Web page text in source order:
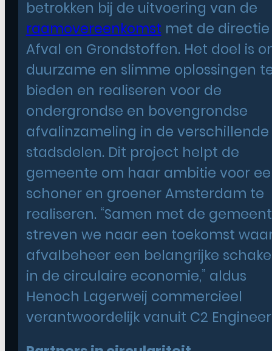
betrokken bij de uitvoering van de
raamovereenkomst met de directie
Afval en Grondstoffen. Het doel is
duurzame en slimme oplossingen
bieden en realiseren voor de
ondergrondse en bovengrondse
afvalinzameling in de verschillende
stadsdelen. Dit project helpt de
gemeente om haar ambitie voor
schoner en groener Amsterdam te
realiseren. “Samen met de
streven we naar een toekomst
afvalbeheer een belangrijke
in de circulaire economie,” aldus
Henoch Lagerweij commercieel
verantwoordelijk vanuit C2